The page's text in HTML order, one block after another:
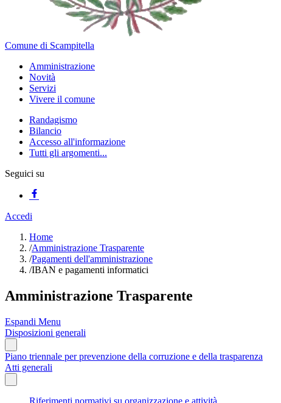
Comune di Scampitella
Amministrazione
Novità
Servizi
Vivere il comune
Randagismo
Bilancio
Accesso all'informazione
Tutti gli argomenti...
Seguici su
Accedi
Home
/Amministrazione Trasparente
/Pagamenti dell'amministrazione
/IBAN e pagamenti informatici
Amministrazione Trasparente
Espandi Menu
Disposizioni generali
Piano triennale per prevenzione della corruzione e della trasparenza
Atti generali
Riferimenti normativi su organizzazione e attività